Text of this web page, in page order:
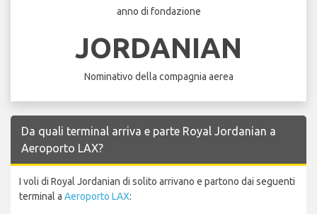
anno di fondazione
JORDANIAN
Nominativo della compagnia aerea
Da quali terminal arriva e parte Royal Jordanian a
Aeroporto LAX?
I voli di Royal Jordanian di solito arrivano e partono dai seguenti
terminal a Aeroporto LAX: